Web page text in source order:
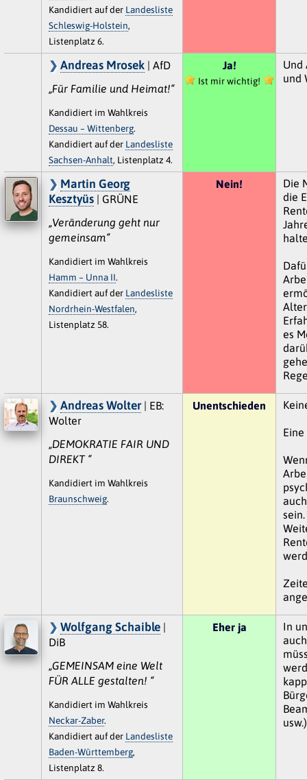
Kandidiert auf der Landesliste
Schleswig-Holstein,
Listenplatz 6.
Andreas Mrosek| AfD
„Für Familie und Heimat!“
Kandidiert im Wahlkreis
Dessau – Wittenberg.
Kandidiert auf der Landesliste
Sachsen-Anhalt, Listenplatz 4.
Ja!
Ist mir wichtig!
Und
und
Martin Georg
Kesztyüs| GRÜNE
„Veränderung geht nur
gemeinsam“
Kandidiert im Wahlkreis
Hamm – Unna II.
Kandidiert auf der Landesliste
Nordrhein-Westfalen,
Listenplatz 58.
Nein!
Die
die
es
Andreas Wolter| EB:
Wolter
„DEMOKRATIE FAIR UND
DIREKT “
Kandidiert im Wahlkreis
Braunschweig.
Unentschieden
Wolfgang Schaible|
DiB
„GEMEINSAM eine Welt
FÜR ALLE gestalten! “
Kandidiert im Wahlkreis
Neckar-Zaber.
Kandidiert auf der Landesliste
Baden-Württemberg,
Listenplatz 8.
Eher ja
In
usw.)